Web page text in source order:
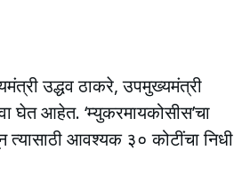
उद्धव ठाकरे, उपमुख्यमंत्री
घेत आहेत. ‘म्युकरमायकोसीस’चा
आवश्यक ३० कोटींचा निधी